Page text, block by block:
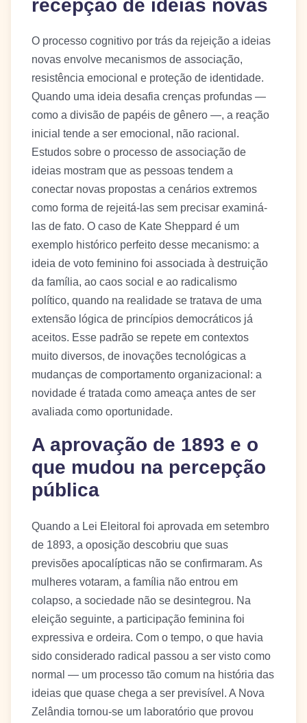
recepção de ideias novas
O processo cognitivo por trás da rejeição a ideias
novas envolve mecanismos de associação,
resistência emocional e proteção de identidade.
Quando uma ideia desafia crenças profundas —
como a divisão de papéis de gênero —, a reação
inicial tende a ser emocional, não racional.
Estudos sobre o processo de associação de
ideias mostram que as pessoas tendem a
conectar novas propostas a cenários extremos
como forma de rejeitá-las sem precisar examiná-
las de fato. O caso de Kate Sheppard é um
exemplo histórico perfeito desse mecanismo: a
ideia de voto feminino foi associada à destruição
da família, ao caos social e ao radicalismo
político, quando na realidade se tratava de uma
extensão lógica de princípios democráticos já
aceitos. Esse padrão se repete em contextos
muito diversos, de inovações tecnológicas a
mudanças de comportamento organizacional: a
novidade é tratada como ameaça antes de ser
avaliada como oportunidade.
A aprovação de 1893 e o
que mudou na percepção
pública
Quando a Lei Eleitoral foi aprovada em setembro
de 1893, a oposição descobriu que suas
previsões apocalípticas não se confirmaram. As
mulheres votaram, a família não entrou em
colapso, a sociedade não se desintegrou. Na
eleição seguinte, a participação feminina foi
expressiva e ordeira. Com o tempo, o que havia
sido considerado radical passou a ser visto como
normal — um processo tão comum na história das
ideias que quase chega a ser previsível. A Nova
Zelândia tornou-se um laboratório que provou